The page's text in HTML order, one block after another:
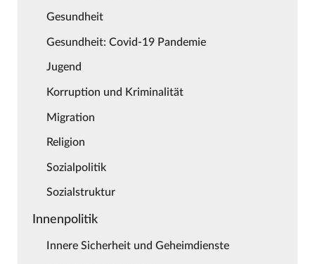
Gesundheit
Gesundheit: Covid-19 Pandemie
Jugend
Korruption und Kriminalität
Migration
Religion
Sozialpolitik
Sozialstruktur
Innenpolitik
Innere Sicherheit und Geheimdienste